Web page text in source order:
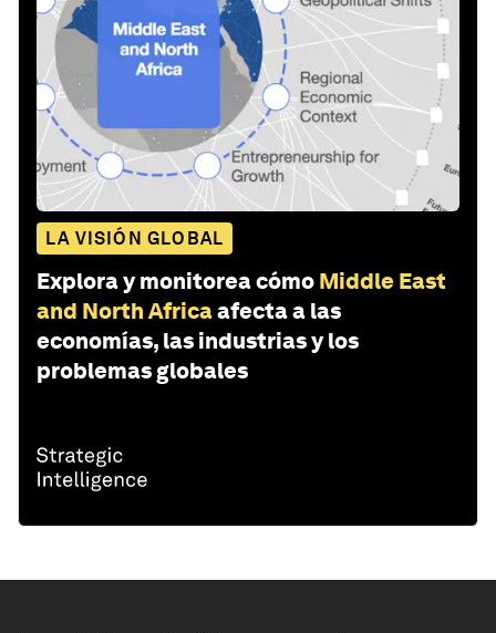
LA VISIÓN GLOBAL
Explora y monitorea cómo Middle East
and North Africaafecta a las
economías, las industrias y los
problemas globales